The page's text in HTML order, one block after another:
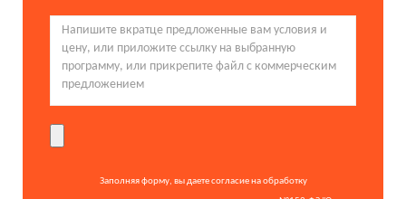
Заполняя форму, вы даете согласие на обработку